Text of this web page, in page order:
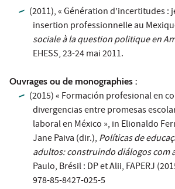
(2011), « Génération d’incertitudes :
insertion professionnelle au
sociale à la question politique en
EHESS, 23-24 mai 2011.
Ouvrages ou de monographies :
(2015) « Formación profesional en
divergencias entre promesas
laboral en México », in Elionaldo
Jane Paiva (dir.), Políticas de
adultos: construindo diálogos com
Paulo, Brésil : DP et Alii, FAPERJ
978-85-8427-025-5